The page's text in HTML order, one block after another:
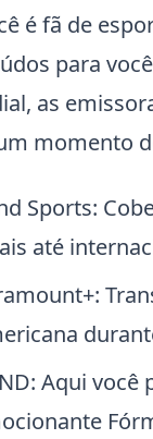
é fã de
para
as
momento
Sports:
até
Aqui você